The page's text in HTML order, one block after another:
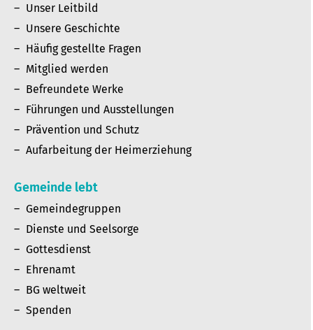
Unser Leitbild
Unsere Geschichte
Häufig gestellte Fragen
Mitglied werden
Befreundete Werke
Führungen und Ausstellungen
Prävention und Schutz
Aufarbeitung der Heimerziehung
Gemeinde lebt
Gemeindegruppen
Dienste und Seelsorge
Gottesdienst
Ehrenamt
BG weltweit
Spenden